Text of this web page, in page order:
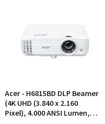
Acer - H6815BD DLP Beamer
(4K UHD (3.840 x 2.160
Pixel), 4.000 ANSI Lumen,